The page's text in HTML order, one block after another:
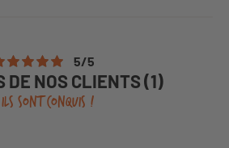
5/5
DE NOS CLIENTS (1)
ILS SONT CONQUIS !